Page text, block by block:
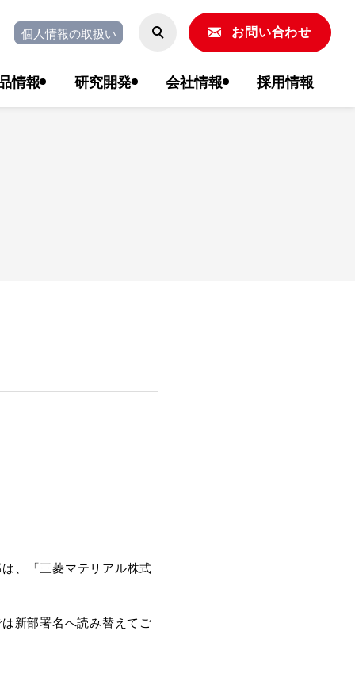
情報 研究開発 会社情報 採用情報
個人情報の取扱い お問い合わせ
、「三菱マテリアル株式
新部署名へ読み替えてご